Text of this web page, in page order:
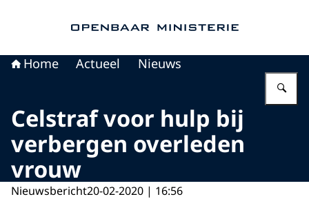
Home Actueel Nieuws
Celstraf voor hulp bij
verbergen overleden
vrouw
Nieuwsbericht20-02-2020 | 16:56